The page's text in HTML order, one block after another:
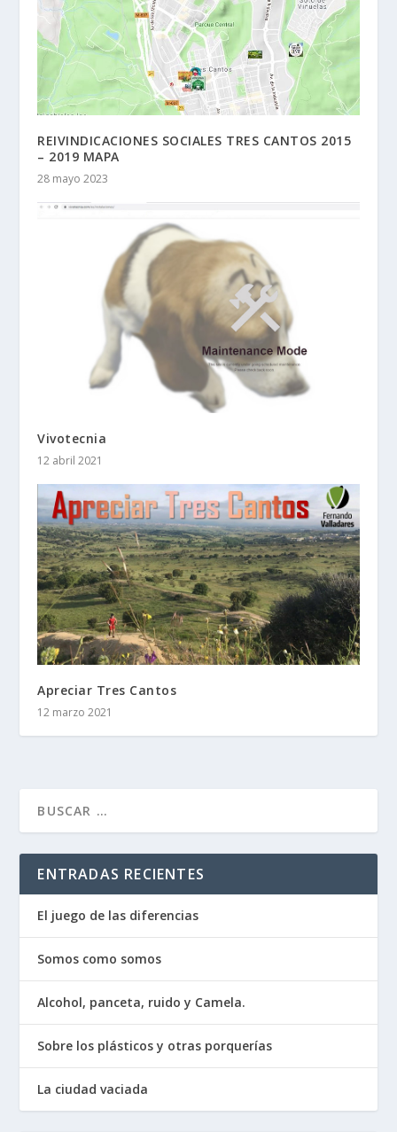
REIVINDICACIONES SOCIALES TRES CANTOS 2015
– 2019 MAPA
28 mayo 2023
Vivotecnia
12 abril 2021
Apreciar Tres Cantos
12 marzo 2021
ENTRADAS RECIENTES
El juego de las diferencias
Somos como somos
Alcohol, panceta, ruido y Camela.
Sobre los plásticos y otras porquerías
La ciudad vaciada